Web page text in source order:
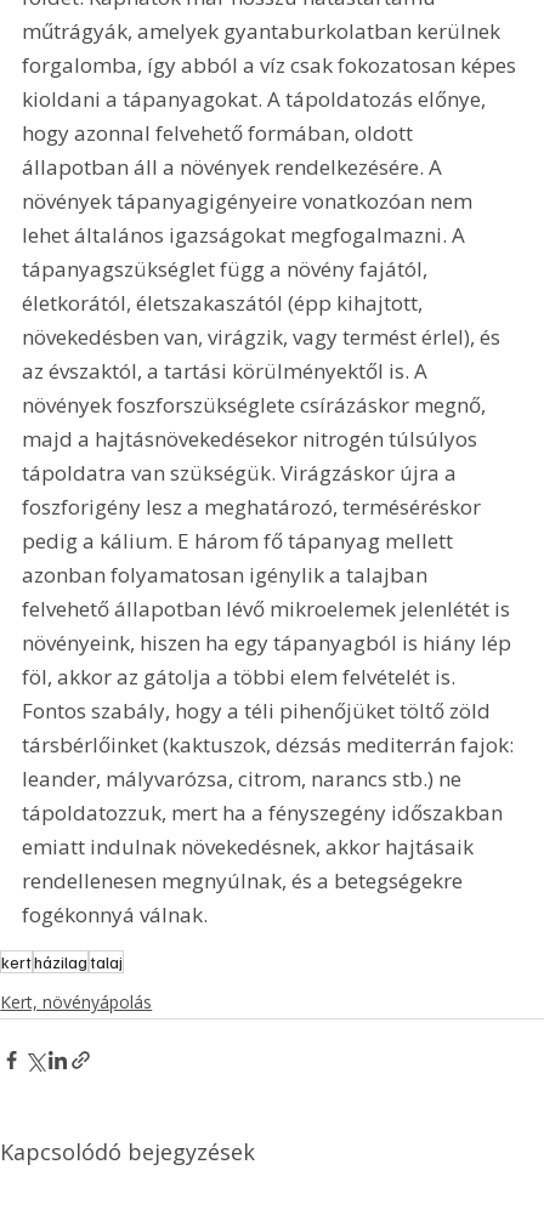
műtrágyák, amelyek gyantaburkolatban kerülnek
forgalomba, így abból a víz csak fokozatosan képes
kioldani a tápanyagokat. A tápoldatozás előnye,
hogy azonnal felvehető formában, oldott
állapotban áll a növények rendelkezésére. A
növények tápanyagigényeire vonatkozóan nem
lehet általános igazságokat megfogalmazni. A
tápanyagszükséglet függ a növény fajától,
életkorától, életszakaszától (épp kihajtott,
növekedésben van, virágzik, vagy termést érlel), és
az évszaktól, a tartási körülményektől is. A
növények foszforszükséglete csírázáskor megnő,
majd a hajtásnövekedésekor nitrogén túlsúlyos
tápoldatra van szükségük. Virágzáskor újra a
foszforigény lesz a meghatározó, terméséréskor
pedig a kálium. E három fő tápanyag mellett
azonban folyamatosan igénylik a talajban
felvehető állapotban lévő mikroelemek jelenlétét is
növényeink, hiszen ha egy tápanyagból is hiány lép
föl, akkor az gátolja a többi elem felvételét is.
Fontos szabály, hogy a téli pihenőjüket töltő zöld
társbérlőinket (kaktuszok, dézsás mediterrán fajok:
leander, mályvarózsa, citrom, narancs stb.) ne
tápoldatozzuk, mert ha a fényszegény időszakban
emiatt indulnak növekedésnek, akkor hajtásaik
rendellenesen megnyúlnak, és a betegségekre
fogékonnyá válnak.
kertházilagtalaj
Kert, növényápolás
Kapcsolódó bejegyzések